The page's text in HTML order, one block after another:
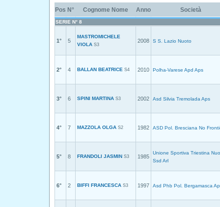
Pos N° Cognome Nome Anno Società
SERIE N° 8
1° 5
MASTROMICHELE
VIOLA S3
2008 S S. Lazio Nuoto
2° 4 BALLAN BEATRICE S4 2010 Polha-Varese Apd Aps
3° 6 SPINI MARTINA S3 2002 Asd Silvia Tremolada Aps
4° 7 MAZZOLA OLGA S2 1982 ASD Pol. Bresciana No
5° 8 FRANDOLI JASMIN S3 1985
Unione Sportiva Triestina
Ssd Arl
6° 2 BIFFI FRANCESCA S3 1997 Asd Phb Pol. Bergamasca